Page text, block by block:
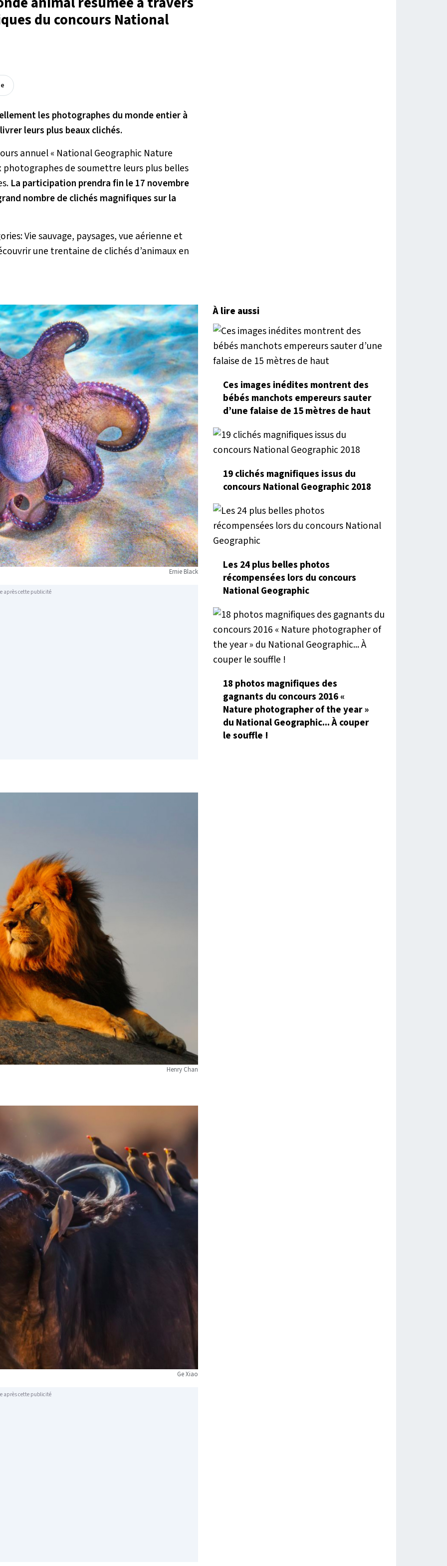
du concours National
les photographes du monde entier à
leurs plus beaux clichés.
annuel « National Geographic Nature
de soumettre leurs plus belles
La participation prendra fin le 17 novembre
nombre de clichés magnifiques sur la
Vie sauvage, paysages, vue aérienne et
une trentaine de clichés d’animaux en
Ernie Black
après cette publicité
Henry Chan
Ge Xiao
après cette publicité
À lire aussi
Ces images inédites montrent des
bébés manchots empereurs sauter
d’une falaise de 15 mètres de haut
19 clichés magnifiques issus du
concours National Geographic 2018
Les 24 plus belles photos
récompensées lors du concours
National Geographic
18 photos magnifiques des
gagnants du concours 2016 «
Nature photographer of the year »
du National Geographic... À couper
le souffle !